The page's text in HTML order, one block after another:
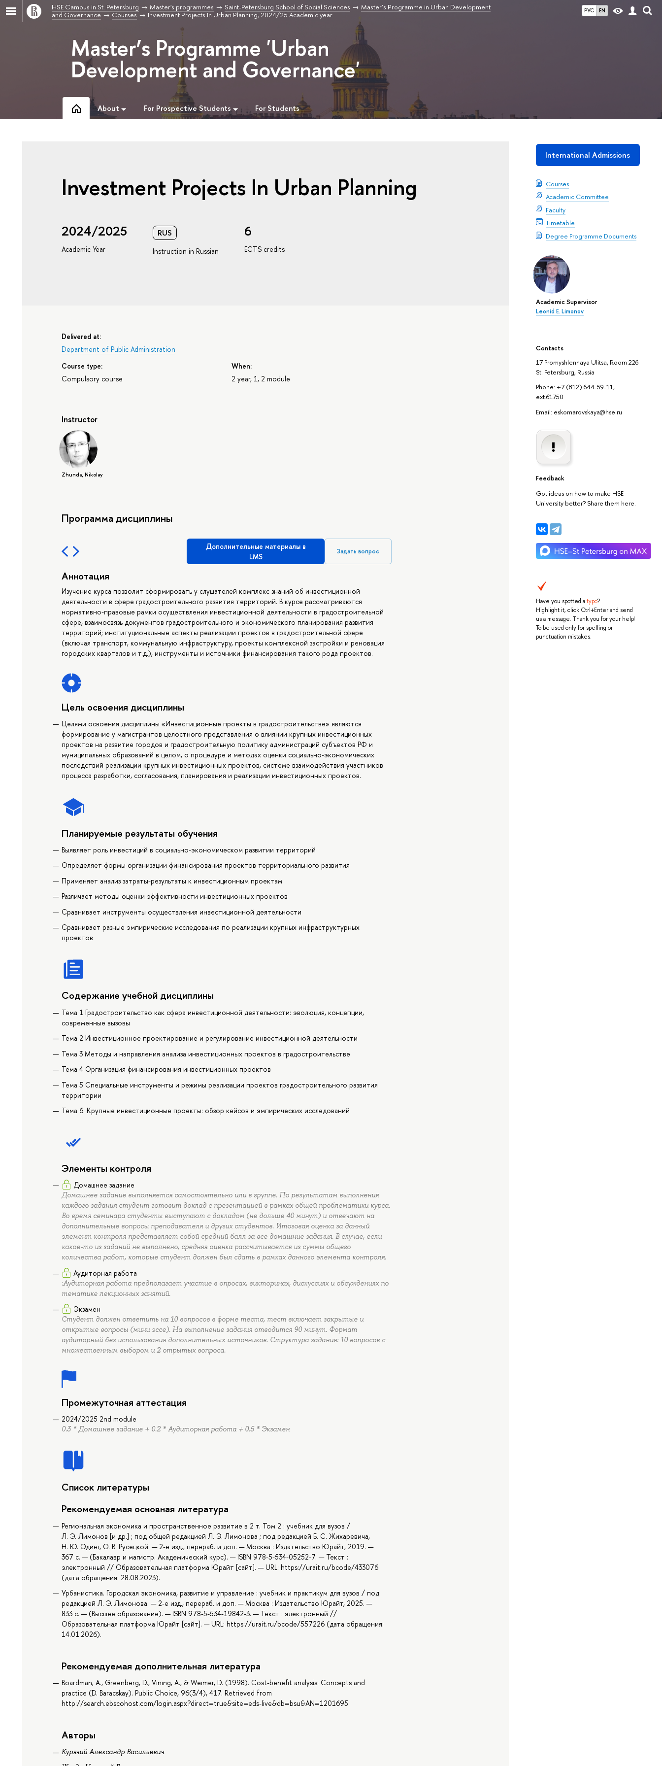
РУС EN
HSE Campus in St. Petersburg Master's programmes Saint-Petersburg School of Social Sciences
Master’s Programme in Urban Development
and Governance
Courses Investment Projects In Urban Planning, 2024/25 Academic year
Master’s Programme 'Urban
Development and Governance'
About For Prospective Students For Students
International Admissions
Courses
Academic Committee
Faculty
Timetable
Degree Programme Documents
Academic Supervisor
Leonid E. Limonov
Contacts
17 Promyshlennaya Ulitsa, Room 226
St. Petersburg, Russia
Phone: +7 (812) 644-59-11,
ext.61750
Email: eskomarovskaya@hse.ru
Feedback
Got ideas on how to make HSE
University better? Share them here.
Have you spotted atypo?
Highlight it, click Ctrl+Enter and send
us a message. Thank you for your help!
To be used only for spelling or
punctuation mistakes.
Investment Projects In Urban Planning
2024/2025
Academic Year
RUS
Instruction in Russian
6
ECTS credits
Delivered at:
Department of Public Administration
Course type:
Compulsory course
When:
2 year, 1, 2 module
Instructor
Zhunda, Nikolay
Программа дисциплины
Дополнительные материалы в
LMS
Задать вопрос
Аннотация
Изучение курса позволит сформировать у слушателей комплекс знаний об инвестиционной
деятельности в сфере градостроительного развития территорий. В курсе рассматриваются
нормативно-правовые рамки осуществления инвестиционной деятельности в градостроительной
сфере, взаимосвязь документов градостроительного и экономического планирования развития
территорий; институциональные аспекты реализации проектов в градостроительной сфере
(включая транспорт, коммунальную инфраструктуру, проекты комплексной застройки и реновация
городских кварталов и т.д.), инструменты и источники финансирования такого рода проектов.
Цель освоения дисциплины
Целями освоения дисциплины «Инвестиционные проекты в градостроительстве» являются
формирование у магистрантов целостного представления о влиянии крупных инвестиционных
проектов на развитие городов и градостроительную политику администраций субъектов РФ и
муниципальных образований в целом, о процедуре и методах оценки социально-экономических
последствий реализации крупных инвестиционных проектов, системе взаимодействия участников
процесса разработки, согласования, планирования и реализации инвестиционных проектов.
Планируемые результаты обучения
Выявляет роль инвестиций в социально-экономическом развитии территорий
Определяет формы организации финансирования проектов территориального развития
Применяет анализ затраты-результаты к инвестиционным проектам
Различает методы оценки эффективности инвестиционных проектов
Сравнивает инструменты осуществления инвестиционной деятельности
Сравнивает разные эмпирические исследования по реализации крупных инфраструктурных
проектов
Содержание учебной дисциплины
Тема 1 Градостроительство как сфера инвестиционной деятельности: эволюция, концепции,
современные вызовы
Тема 2 Инвестиционное проектирование и регулирование инвестиционной деятельности
Тема 3 Методы и направления анализа инвестиционных проектов в градостроительстве
Тема 4 Организация финансирования инвестиционных проектов
Тема 5 Специальные инструменты и режимы реализации проектов градостроительного развития
территории
Тема 6. Крупные инвестиционные проекты: обзор кейсов и эмпирических исследований
Элементы контроля
Домашнее задание
Домашнее задание выполняется самостоятельно или в группе. По результатам выполнения
каждого задания студент готовит доклад с презентацией в рамках общей проблематики курса.
Во время семинара студенты выступают с докладом (не дольше 40 минут) и отвечают на
дополнительные вопросы преподавателя и других студентов. Итоговая оценка за данный
элемент контроля представляет собой средний балл за все домашние задания. В случае, если
какое-то из заданий не выполнено, средняя оценка рассчитывается из суммы общего
количества работ, которые студент должен был сдать в рамках данного элемента контроля.
Аудиторная работа
:Аудиторная работа предполагает участие в опросах, викторинах, дискуссиях и обсуждениях по
тематике лекционных занятий.
Экзамен
Студент должен ответить на 10 вопросов в форме теста, тест включает закрытые и
открытые вопросы (мини эссе). На выполнение задания отводится 90 минут. Формат
аудиторный без использования дополнительных источников. Структура задания: 10 вопросов с
множественным выбором и 2 отрытых вопроса.
Промежуточная аттестация
2024/2025 2nd module
0.3 * Домашнее задание + 0.2 * Аудиторная работа + 0.5 * Экзамен
Список литературы
Рекомендуемая основная литература
Региональная экономика и пространственное развитие в 2 т. Том 2 : учебник для вузов /
Л. Э. Лимонов [и др.] ; под общей редакцией Л. Э. Лимонова ; под редакцией Б. С. Жихаревича,
Н. Ю. Одинг, О. В. Русецкой. — 2-е изд., перераб. и доп. — Москва : Издательство Юрайт, 2019. —
367 с. — (Бакалавр и магистр. Академический курс). — ISBN 978-5-534-05252-7. — Текст :
электронный // Образовательная платформа Юрайт [сайт]. — URL: https://urait.ru/bcode/433076
(дата обращения: 28.08.2023).
Урбанистика. Городская экономика, развитие и управление : учебник и практикум для вузов / под
редакцией Л. Э. Лимонова. — 2-е изд., перераб. и доп. — Москва : Издательство Юрайт, 2025. —
833 с. — (Высшее образование). — ISBN 978-5-534-19842-3. — Текст : электронный //
Образовательная платформа Юрайт [сайт]. — URL: https://urait.ru/bcode/557226 (дата обращения:
14.01.2026).
Рекомендуемая дополнительная литература
Boardman, A., Greenberg, D., Vining, A., & Weimer, D. (1998). Cost-benefit analysis: Concepts and
practice (D. Baracskay). Public Choice, 96(3/4), 417. Retrieved from
http://search.ebscohost.com/login.aspx?direct=true&site=eds-live&db=bsu&AN=1201695
Авторы
Курячий Александр Васильевич